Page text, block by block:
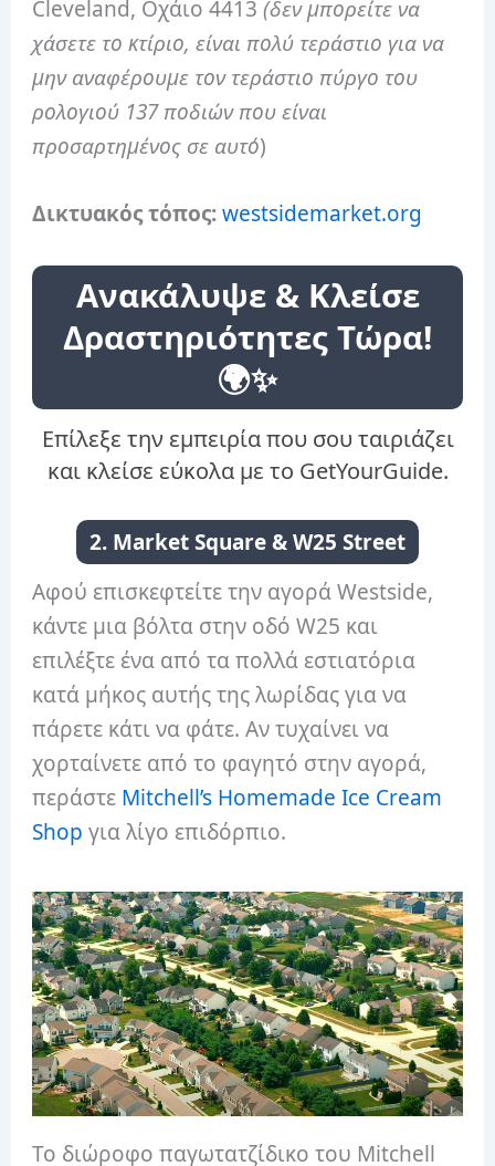
Cleveland, Οχάιο 4413(δεν μπορείτε να
χάσετε το κτίριο, είναι πολύ τεράστιο για να
μην αναφέρουμε τον τεράστιο πύργο του
ρολογιού 137 ποδιών που είναι
προσαρτημένος σε αυτό)
Δικτυακός τόπος: westsidemarket.org
Ανακάλυψε & Κλείσε
Δραστηριότητες Τώρα!
🌍✨
Επίλεξε την εμπειρία που σου ταιριάζει
και κλείσε εύκολα με το GetYourGuide.
2. Market Square & W25 Street
Αφού επισκεφτείτε την αγορά Westside,
κάντε μια βόλτα στην οδό W25 και
επιλέξτε ένα από τα πολλά εστιατόρια
κατά μήκος αυτής της λωρίδας για να
πάρετε κάτι να φάτε. Αν τυχαίνει να
χορταίνετε από το φαγητό στην αγορά,
περάστε Mitchell’s Homemade Ice Cream
Shop για λίγο επιδόρπιο.
Το διώροφο παγωτατζίδικο του Mitchell